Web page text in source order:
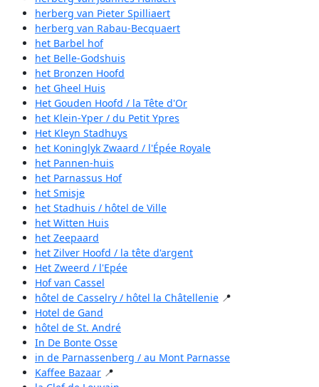
herberg van Pieter Spilliaert
herberg van Rabau-Becquaert
het Barbel hof
het Belle-Godshuis
het Bronzen Hoofd
het Gheel Huis
Het Gouden Hoofd / la Tête d'Or
het Klein-Yper / du Petit Ypres
Het Kleyn Stadhuys
het Koninglyk Zwaard / l'Épée Royale
het Pannen-huis
het Parnassus Hof
het Smisje
het Stadhuis / hôtel de Ville
het Witten Huis
het Zeepaard
het Zilver Hoofd / la tête d'argent
Het Zweerd / l'Epée
Hof van Cassel
hôtel de Casselry / hôtel la Châtellenie 📍
Hotel de Gand
hôtel de St. André
In De Bonte Osse
in de Parnassenberg / au Mont Parnasse
Kaffee Bazaar 📍